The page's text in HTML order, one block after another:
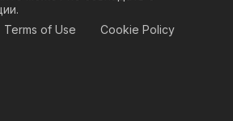
Terms of Use Cookie Policy